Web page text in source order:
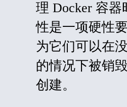
理 Docker 容器
性是一项硬性
为它们可以在
的情况下被销
创建。